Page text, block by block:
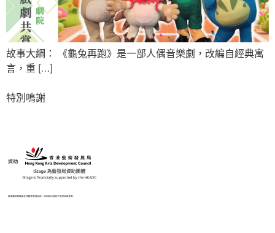
故事大綱： 《龜兔再跑》是一部人偶音樂劇，改編自經典寓
言，重 […]
特別鳴謝